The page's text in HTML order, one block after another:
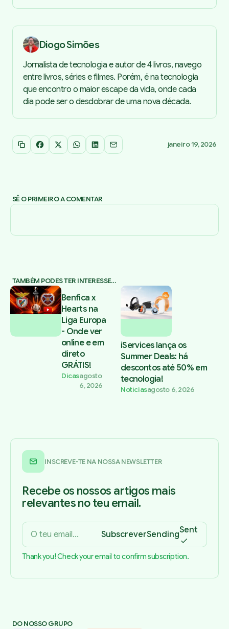
Diogo Simões
Jornalista de tecnologia e autor de 4 livros, navego
entre livros, séries e filmes. Porém, é na tecnologia
que encontro o maior escape da vida, onde cada
dia pode ser o desdobrar de uma nova década.
Copiar link
Facebook
X WhatsApp
LinkedInEmail janeiro 19, 2026
SÊ O PRIMEIRO A COMENTAR
TAMBÉM PODES TER INTERESSE…
Benfica x
Hearts na
Liga Europa
- Onde ver
online e em
direto
GRÁTIS!
Dicasagosto
6, 2026
iServices lança os
Summer Deals: há
descontos até 50% em
tecnologia!
Notíciasagosto 6, 2026
INSCREVE-TE NA NOSSA NEWSLETTER
Recebe os nossos artigos mais
relevantes no teu email.
SubscreverSendingSent
Thank you! Check your email to confirm subscription.
DO NOSSO GRUPO